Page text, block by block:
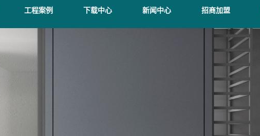
工程案例 下载中心 新闻中心 招商加盟